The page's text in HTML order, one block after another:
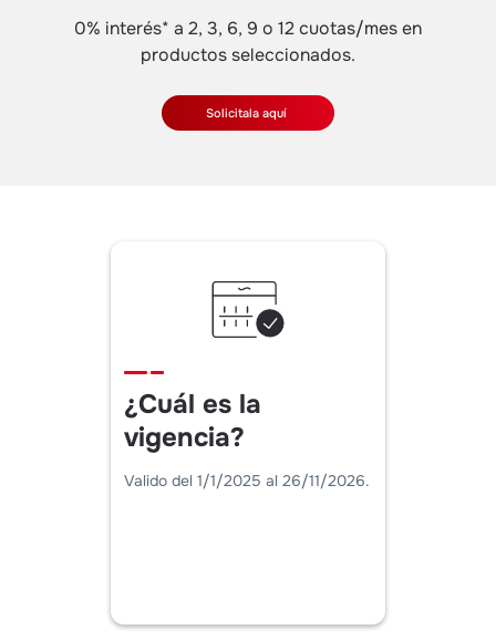
0% interés* a 2, 3, 6, 9 o 12 cuotas/mes en
productos seleccionados.
Solicitala aquí
¿Cuál es la
vigencia?
Valido del 1/1/2025 al 26/11/2026.